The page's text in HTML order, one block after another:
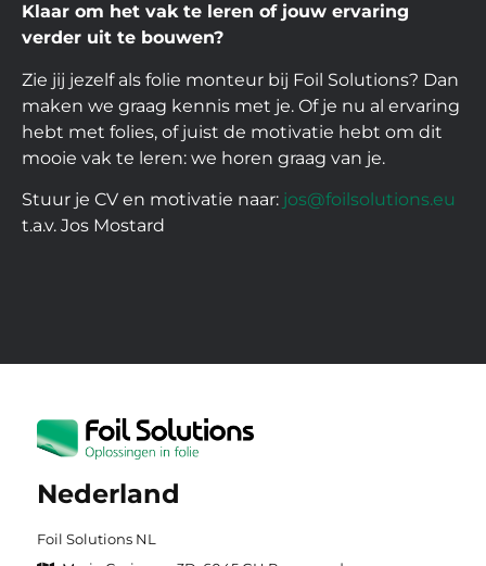
Klaar om het vak te leren of jouw ervaring
verder uit te bouwen?
Zie jij jezelf als folie monteur bij Foil Solutions? Dan
maken we graag kennis met je. Of je nu al ervaring
hebt met folies, of juist de motivatie hebt om dit
mooie vak te leren: we horen graag van je.
Stuur je CV en motivatie naar: jos@foilsolutions.eu
t.a.v. Jos Mostard
Nederland
Foil Solutions NL